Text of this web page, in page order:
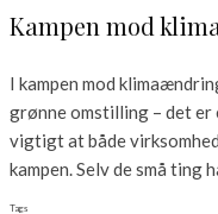
Kampen mod
I kampen mod
grønne omstilling – det er
vigtigt at både
kampen. Selv de små ting
Tags